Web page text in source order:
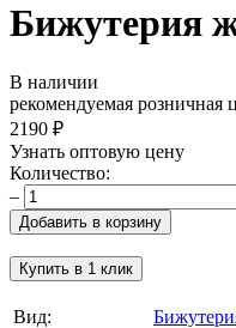
Бижутерия
В наличии
рекомендуемая розничная
2190 ₽
Узнать оптовую цену
Количество:
–
Добавить в корзину
Купить в 1 клик
Вид: